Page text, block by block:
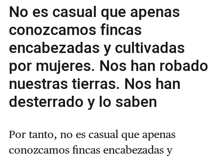
No es casual que apenas
conozcamos fincas
encabezadas y cultivadas
por mujeres. Nos han robado
nuestras tierras. Nos han
desterrado y lo saben
Por tanto, no es casual que apenas
conozcamos fincas encabezadas y